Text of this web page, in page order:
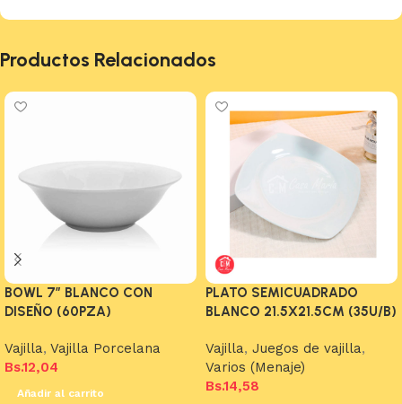
Productos Relacionados
BOWL 7″ BLANCO CON
DISEÑO (60PZA)
Vajilla, Vajilla Porcelana
Bs.12,04
Añadir al carrito
PLATO SEMICUADRADO
BLANCO 21.5X21.5CM (35U/B)
Vajilla, Juegos de vajilla,
Varios (Menaje)
Bs.14,58